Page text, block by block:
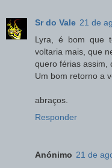
Sr do Vale 21 de
Lyra, é bom que
voltaria mais, que
quero férias assim,
Um bom retorno a
abraços.
Responder
Anónimo 21 de